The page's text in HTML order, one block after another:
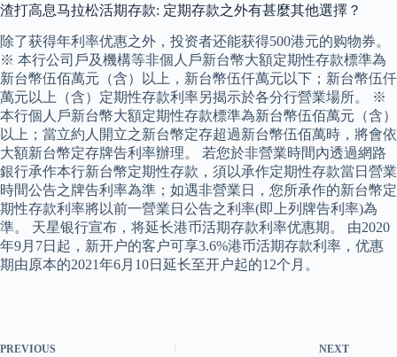
渣打高息马拉松活期存款: 定期存款之外有甚麼其他選擇？
除了获得年利率优惠之外，投资者还能获得500港元的购物券。
※ 本行公司戶及機構等非個人戶新台幣大額定期性存款標準為
新台幣伍佰萬元（含）以上，新台幣伍仟萬元以下；新台幣伍仟
萬元以上（含）定期性存款利率另揭示於各分行營業場所。 ※
本行個人戶新台幣大額定期性存款標準為新台幣伍佰萬元（含）
以上；當立約人開立之新台幣定存超過新台幣伍佰萬時，將會依
大額新台幣定存牌告利率辦理。 若您於非營業時間內透過網路
銀行承作本行新台幣定期性存款，須以承作定期性存款當日營業
時間公告之牌告利率為準；如遇非營業日，您所承作的新台幣定
期性存款利率將以前一營業日公告之利率(即上列牌告利率)為
準。 天星银行宣布，将延长港币活期存款利率优惠期。 由2020
年9月7日起，新开户的客户可享3.6%港币活期存款利率，优惠
期由原本的2021年6月10日延长至开户起的12个月。
PREVIOUS NEXT